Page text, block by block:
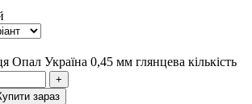
Опал Україна 0,45 мм глянцева кількість
зараз